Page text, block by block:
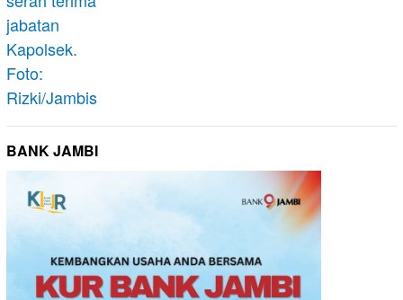
BANK JAMBI